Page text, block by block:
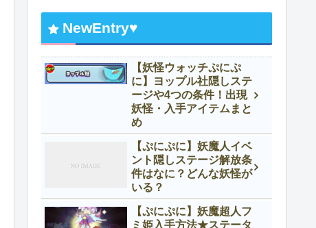
NewEntry♥
【妖怪ウォッチぷにぷ
に】ヨップル社隠しステ
ージや4つの条件！出現
妖怪・入手アイテムまと
め
【ぷにぷに】妖魔人イベ
ント隠しステージ解放条
件はなに？どんな妖怪が
いる？
【ぷにぷに】妖魔超人フ
ミ姫入手方法★ステータ